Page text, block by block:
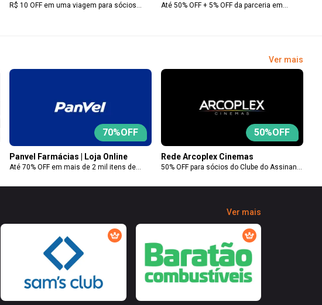
R$ 10 OFF em uma viagem para sócios
Até 50% OFF + 5% OFF da parceria em
Ver mais
70%OFF
Panvel Farmácias | Loja Online
Até 70% OFF em mais de 2 mil itens de
Farmácias RS. Como usar: faça login no
Clube para visualizar os descontos
50%OFF
Rede Arcoplex Cinemas
50% OFF para sócios do Clube do Assinante
em todas as sessões e também para
gerar seu cupom e apresentar no momento
da compra dos ingressos.
Ver mais